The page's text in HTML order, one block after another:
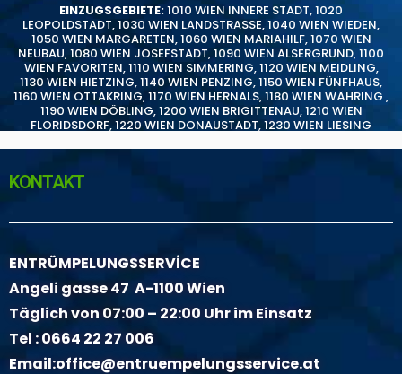
EINZUGSGEBIETE:1010 WIEN INNERE STADT,1020
LEOPOLDSTADT,1030 WIEN LANDSTRASSE,1040 WIEN WIEDEN,
1050 WIEN MARGARETEN,1060 WIEN MARIAHILF,1070 WIEN
NEUBAU,1080 WIEN JOSEFSTADT,1090 WIEN ALSERGRUND,1100
WIEN FAVORITEN,1110 WIEN SIMMERING,1120 WIEN MEIDLING,
1130 WIEN HIETZING,1140 WIEN PENZING,1150 WIEN FÜNFHAUS,
1160 WIEN OTTAKRING,1170 WIEN HERNALS,1180 WIEN WÄHRING ,
1190 WIEN DÖBLING,1200 WIEN BRIGITTENAU,1210 WIEN
FLORIDSDORF,1220 WIEN DONAUSTADT,1230 WIEN LIESING
KONTAKT
ENTRÜMPELUNGSSERVİCE
Angeli gasse 47 A-1100 Wien
Täglich von 07:00 – 22:00 Uhr im Einsatz
Tel :0664 22 27 006
Email:office@entruempelungsservice.at